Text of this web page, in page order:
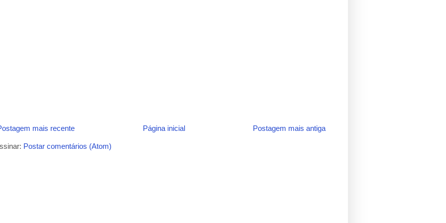
mais recente Postagem mais antiga
Página inicial
Postar comentários (Atom)